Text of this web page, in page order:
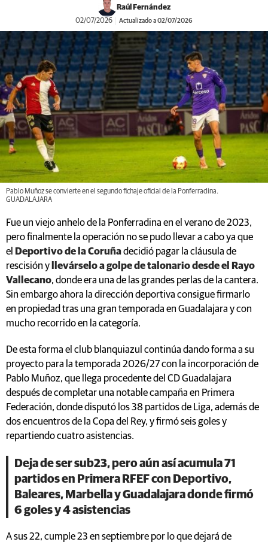
Raúl Fernández
02/07/2026 Actualizado a 02/07/2026
Pablo Muñoz se convierte en el segundo fichaje oficial de la Ponferradina.
GUADALAJARA
Fue un viejo anhelo de la Ponferradina en el verano de 2023,
pero finalmente la operación no se pudo llevar a cabo ya que
el
Deportivo de la Coruñadecidió pagar la cláusula de
rescisión y llevárselo a golpe de talonario desde el Rayo
Vallecano, donde era una de las grandes perlas de la cantera.
Sin embargo ahora la dirección deportiva consigue firmarlo
en propiedad tras una gran temporada en Guadalajara y con
mucho recorrido en la categoría.
De esta forma el club blanquiazul continúa dando forma a su
proyecto para la temporada 2026/27 con la incorporación de
Pablo Muñoz, que llega procedente del CD Guadalajara
después de completar una notable campaña en Primera
Federación, donde disputó los 38 partidos de Liga, además de
dos encuentros de la Copa del Rey, y firmó seis goles y
repartiendo cuatro asistencias.
Deja de ser sub23, pero aún así acumula 71
partidos en Primera RFEF con Deportivo,
Baleares, Marbella y Guadalajara donde firmó
6 goles y 4 asistencias
A sus 22, cumple 23 en septiembre por lo que dejará de